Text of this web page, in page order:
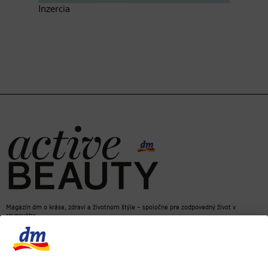
Inzercia
Magazín dm o kráse, zdraví a životnom štýle – spoločne pre zodpovedný život v
rovnováhe